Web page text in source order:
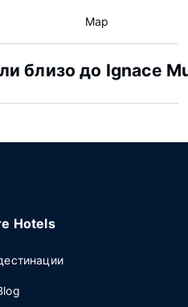
Map
близо до Ignace
Hotels